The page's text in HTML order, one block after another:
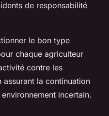
de responsabilité
le bon type
chaque agriculteur
contre les
la continuation
incertain.